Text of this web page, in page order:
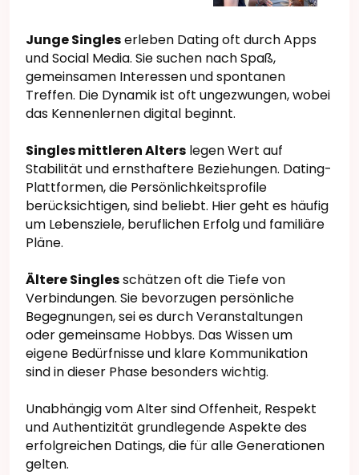
Junge Singleserleben Dating oft durch Apps
und Social Media. Sie suchen nach Spaß,
gemeinsamen Interessen und spontanen
Treffen. Die Dynamik ist oft ungezwungen, wobei
das Kennenlernen digital beginnt.
Singles mittleren Alters legen Wert auf
Stabilität und ernsthaftere Beziehungen. Dating-
Plattformen, die Persönlichkeitsprofile
berücksichtigen, sind beliebt. Hier geht es häufig
um Lebensziele, beruflichen Erfolg und familiäre
Pläne.
Ältere Singlesschätzen oft die Tiefe von
Verbindungen. Sie bevorzugen persönliche
Begegnungen, sei es durch Veranstaltungen
oder gemeinsame Hobbys. Das Wissen um
eigene Bedürfnisse und klare Kommunikation
sind in dieser Phase besonders wichtig.
Unabhängig vom Alter sind Offenheit, Respekt
und Authentizität grundlegende Aspekte des
erfolgreichen Datings, die für alle Generationen
gelten.